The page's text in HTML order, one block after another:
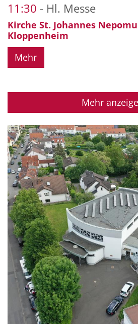
11:30 Hl. Messe
Kirche St. Johannes
Kloppenheim
Mehr
Mehr